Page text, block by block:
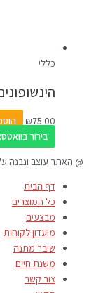
כללי
₪75.00
בירור
@ האתר עוצב ונבנה
דף הבית
כל המוצרים
מבצעים
מועדון לקוחות
שובר מתנה
משנת חיים
צור קשר